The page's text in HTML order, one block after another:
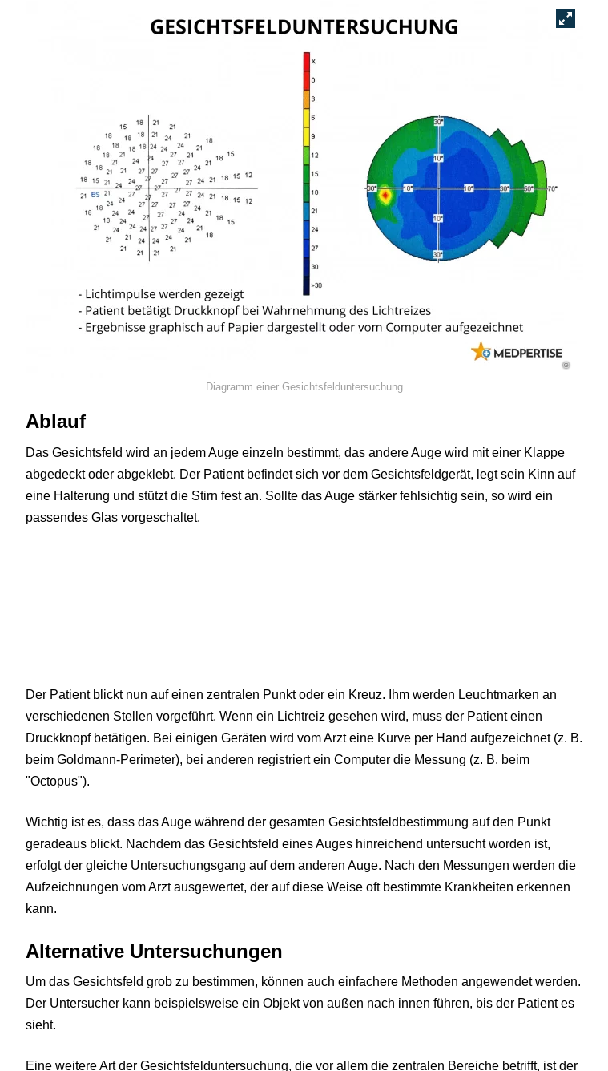
©
Diagramm einer Gesichtsfelduntersuchung
Ablauf
Das Gesichtsfeld wird an jedem Auge einzeln bestimmt, das andere Auge wird mit einer Klappe
abgedeckt oder abgeklebt. Der Patient befindet sich vor dem Gesichtsfeldgerät, legt sein Kinn auf
eine Halterung und stützt die Stirn fest an. Sollte das Auge stärker fehlsichtig sein, so wird ein
passendes Glas vorgeschaltet.
Der Patient blickt nun auf einen zentralen Punkt oder ein Kreuz. Ihm werden Leuchtmarken an
verschiedenen Stellen vorgeführt. Wenn ein Lichtreiz gesehen wird, muss der Patient einen
Druckknopf betätigen. Bei einigen Geräten wird vom Arzt eine Kurve per Hand aufgezeichnet (z. B.
beim Goldmann-Perimeter), bei anderen registriert ein Computer die Messung (z. B. beim
"Octopus").
Wichtig ist es, dass das Auge während der gesamten Gesichtsfeldbestimmung auf den Punkt
geradeaus blickt. Nachdem das Gesichtsfeld eines Auges hinreichend untersucht worden ist,
erfolgt der gleiche Untersuchungsgang auf dem anderen Auge. Nach den Messungen werden die
Aufzeichnungen vom Arzt ausgewertet, der auf diese Weise oft bestimmte Krankheiten erkennen
kann.
Alternative Untersuchungen
Um das Gesichtsfeld grob zu bestimmen, können auch einfachere Methoden angewendet werden.
Der Untersucher kann beispielsweise ein Objekt von außen nach innen führen, bis der Patient es
sieht.
Eine weitere Art der Gesichtsfelduntersuchung, die vor allem die zentralen Bereiche betrifft, ist der